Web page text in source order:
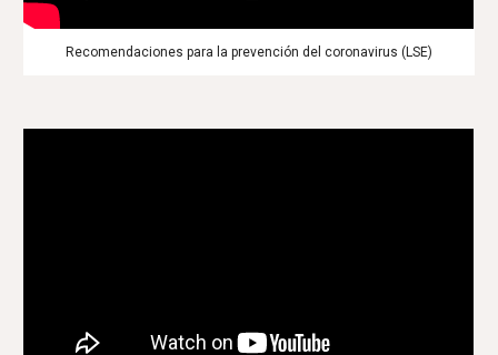
Recomendaciones para la prevención del coronavirus (LSE)